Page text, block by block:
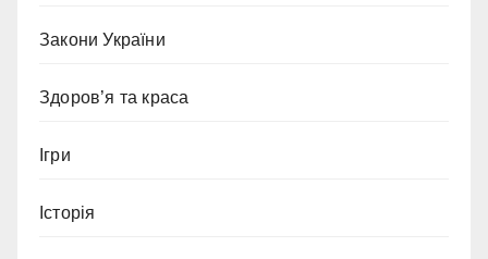
Закони України
Здоров’я та краса
Ігри
Історія